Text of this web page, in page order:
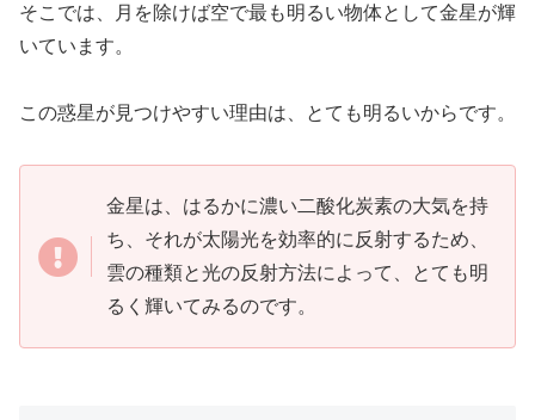
そこでは、月を除けば空で最も明るい物体として金星が輝
いています。
この惑星が見つけやすい理由は、とても明るいからです。
金星は、はるかに濃い二酸化炭素の大気を持
ち、それが太陽光を効率的に反射するため、
雲の種類と光の反射方法によって、とても明
るく輝いてみるのです。